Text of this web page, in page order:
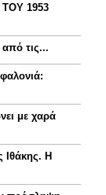
ΤΟΥ 1953
τις...
με χαρά
Ιθάκης. Η